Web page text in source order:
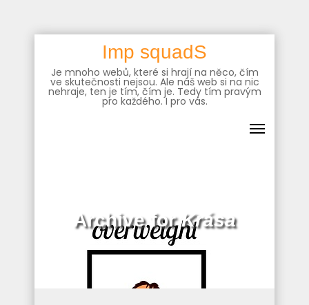
content
Imp squadS
Je mnoho webů, které si hrají na něco, čím
ve skutečnosti nejsou. Ale náš web si na nic
nehraje, ten je tím, čím je. Tedy tím pravým
pro každého. I pro vás.
Archive forKrása